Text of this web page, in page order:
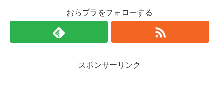
おらプラをフォローする
スポンサーリンク